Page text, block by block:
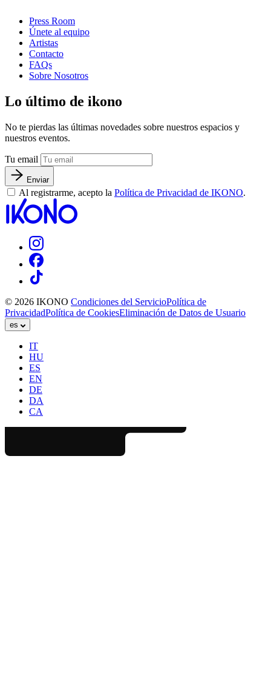
Press Room
Únete al equipo
Artistas
Contacto
FAQs
Sobre Nosotros
Lo último de ikono
No te pierdas las últimas novedades sobre nuestros espacios y
nuestros eventos.
Tu email
Enviar
Al registrarme, acepto la Política de Privacidad de IKONO.
© 2026 IKONO Condiciones del ServicioPolítica de
PrivacidadPolítica de CookiesEliminación de Datos de Usuario
es
IT
HU
ES
EN
DE
DA
CA